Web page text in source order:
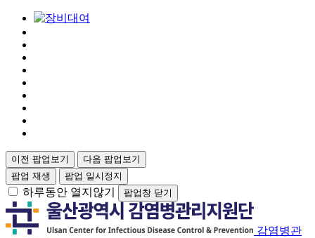
이전 팝업보기
다음 팝업보기
팝업 재생
팝업 일시정지
하루동안 열지않기 팝업창 닫기
감염병관